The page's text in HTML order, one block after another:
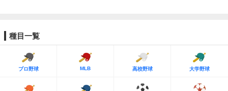
種目一覧
プロ野球 MLB 高校野球 大学野球